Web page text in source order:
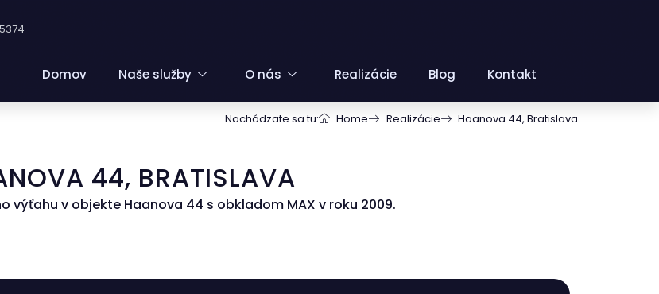
Domov Naše služby O nás Realizácie Blog Kontakt
Nachádzate sa tu: Home Realizácie Haanova 44, Bratislava
44, BRATISLAVA
výťahu v objekte Haanova 44 s obkladom MAX v roku 2009.